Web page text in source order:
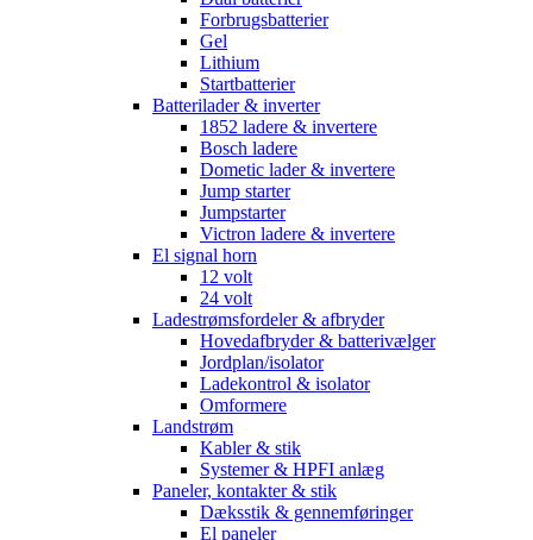
Forbrugsbatterier
Gel
Lithium
Startbatterier
Batterilader & inverter
1852 ladere & invertere
Bosch ladere
Dometic lader & invertere
Jump starter
Jumpstarter
Victron ladere & invertere
El signal horn
12 volt
24 volt
Ladestrømsfordeler & afbryder
Hovedafbryder & batterivælger
Jordplan/isolator
Ladekontrol & isolator
Omformere
Landstrøm
Kabler & stik
Systemer & HPFI anlæg
Paneler, kontakter & stik
Dæksstik & gennemføringer
El paneler